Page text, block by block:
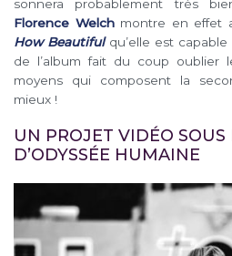
sonnera probablement très
Florence Welchmontre en effet
How Beautifulqu’elle est capable
de l’album fait du coup oublier
moyens qui composent la
mieux !
UN PROJET VIDÉO SOUS
D’ODYSSÉE HUMAINE